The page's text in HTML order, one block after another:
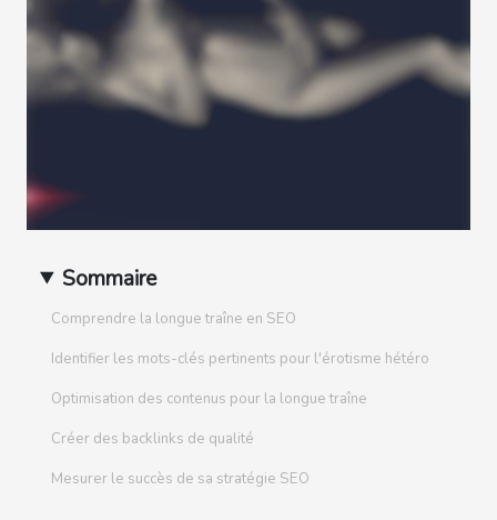
Sommaire
Comprendre la longue traîne en SEO
Identifier les mots-clés pertinents pour l'érotisme hétéro
Optimisation des contenus pour la longue traîne
Créer des backlinks de qualité
Mesurer le succès de sa stratégie SEO